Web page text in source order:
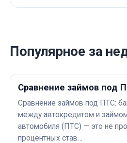
Популярное за
Сравнение займов под
Сравнение займов под ПТС:
между автокредитом и
автомобиля (ПТС) — это не
процентных став…